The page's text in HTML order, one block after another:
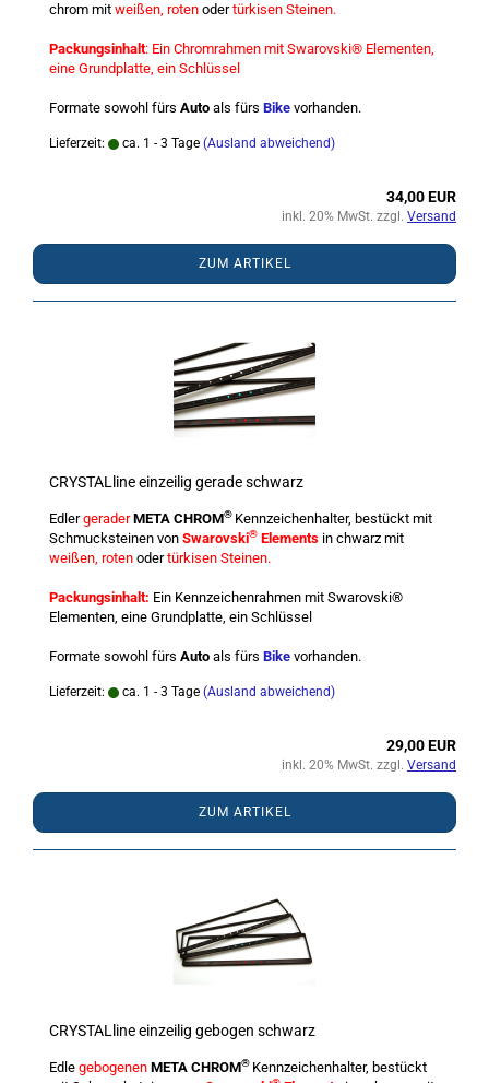
chrom mit weißen, roten odertürkisen Steinen.
Packungsinhalt: Ein Chromrahmen mit Swarovski® Elementen,
eine Grundplatte, ein Schlüssel
Formate sowohl fürs Auto als fürs Bike vorhanden.
Lieferzeit: ca. 1 - 3 Tage (Ausland abweichend)
34,00 EUR
inkl. 20% MwSt. zzgl. Versand
ZUM ARTIKEL
CRYSTALline einzeilig gerade schwarz
EdlergeraderMETA CHROM® Kennzeichenhalter, bestückt mit
Schmucksteinen von Swarovski® Elements in chwarz mit
weißen, roten odertürkisen Steinen.
Packungsinhalt: Ein Kennzeichenrahmen mit Swarovski®
Elementen, eine Grundplatte, ein Schlüssel
Formate sowohl fürs Auto als fürs Bike vorhanden.
Lieferzeit: ca. 1 - 3 Tage (Ausland abweichend)
29,00 EUR
inkl. 20% MwSt. zzgl. Versand
ZUM ARTIKEL
CRYSTALline einzeilig gebogen schwarz
Edle gebogenen META CHROM® Kennzeichenhalter, bestückt